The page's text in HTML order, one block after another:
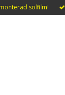
solfilm!